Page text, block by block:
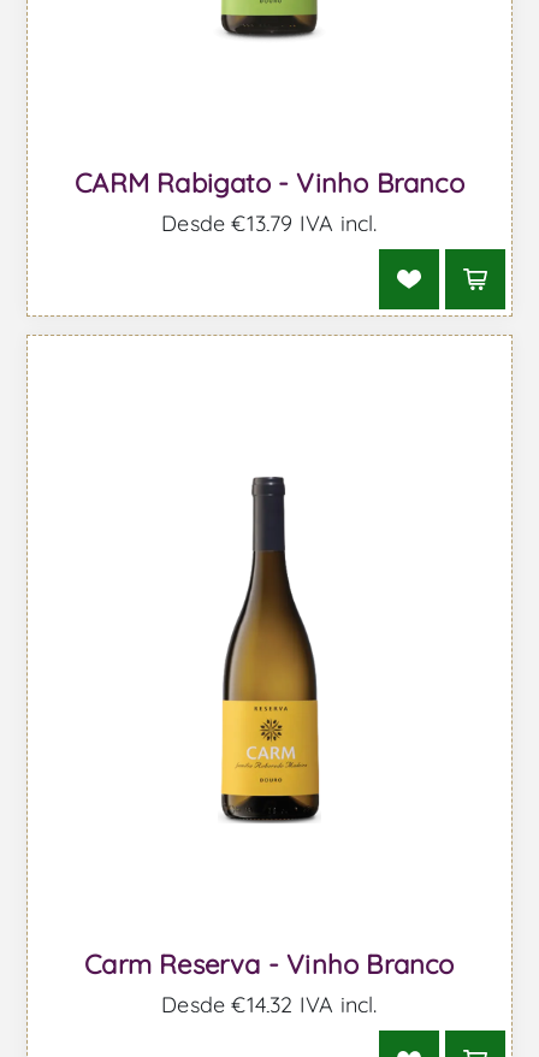
CARM Rabigato - Vinho Branco
Desde €13,79 IVA incl.
Carm Reserva - Vinho Branco
Desde €14,32 IVA incl.